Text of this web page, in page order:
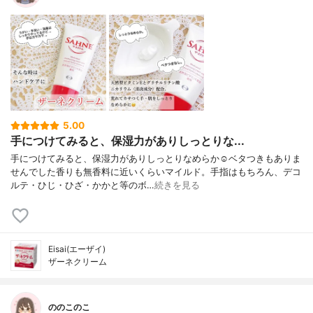
5.00
手につけてみると、保湿力がありしっとりな...
手につけてみると、保湿力がありしっとりなめらか☺️ベタつきもありま
せんでした香りも無香料に近いくらいマイルド。手指はもちろん、デコ
ルテ・ひじ・ひざ・かかと等のボ…続きを見る
Eisai(エーザイ)
ザーネクリーム
ののこのこ